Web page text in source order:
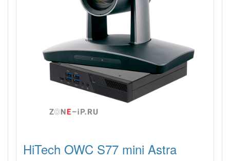
HiTech OWC S77 mini Astra